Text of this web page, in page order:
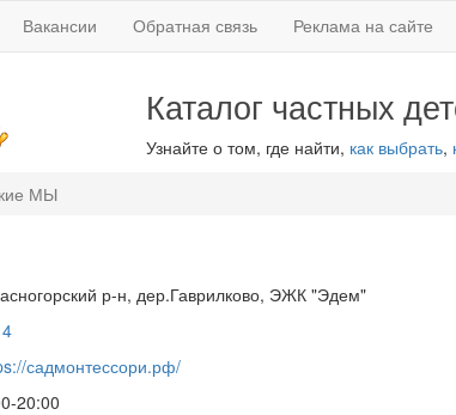
Вакансии Обратная связь Реклама на сайте
Каталог частных
Узнайте о том, где найти, как выбрать,
МЫ
р-н, дер.Гаврилково, ЭЖК "Эдем"
садмонтессори.рф/
20:00